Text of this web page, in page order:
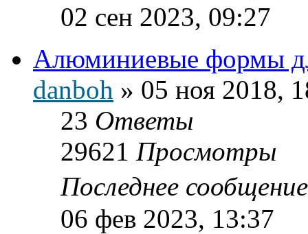
02 сен 2023, 09:27
Алюминиевые формы
danboh » 05 ноя 2018,
23 Ответы
29621 Просмотры
Последнее
06 фев 2023, 13:37